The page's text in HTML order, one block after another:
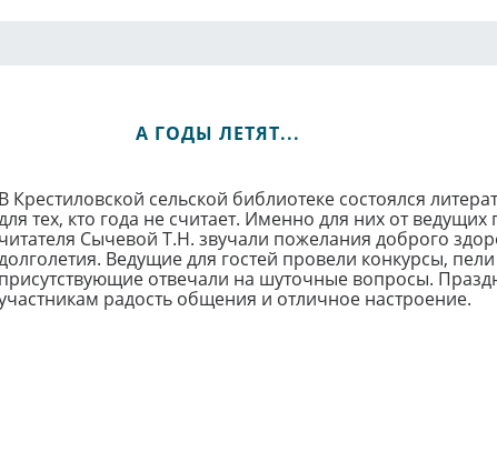
А ГОДЫ ЛЕТЯТ...
В Крестиловской сельской библиотеке состоялся
тех, кто года не считает. Именно для них от
читателя Сычевой Т.Н. звучали пожелания доброго
Ведущие для гостей провели конкурсы,
присутствующие отвечали на шуточные вопросы.
радость общения и отличное настроение.